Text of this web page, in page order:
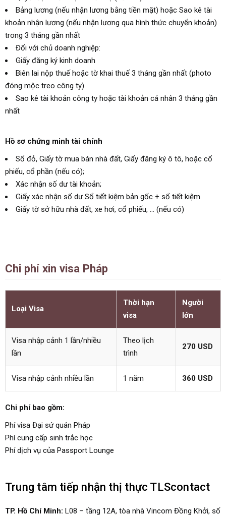
Bảng lương (nếu nhận lương bằng tiền mặt) hoặc Sao kê tài
khoản nhận lương (nếu nhận lương qua hình thức chuyển khoản)
trong 3 tháng gần nhất
Đối với chủ doanh nghiệp:
Giấy đăng ký kinh doanh
Biên lai nộp thuế hoặc tờ khai thuế 3 tháng gần nhất (photo
đóng mộc treo công ty)
Sao kê tài khoản công ty hoặc tài khoản cá nhân 3 tháng gần
nhất
Hồ sơ chứng minh tài chính
Sổ đỏ, Giấy tờ mua bán nhà đất, Giấy đăng ký ô tô, hoặc cổ
phiếu, cổ phần (nếu có);
Xác nhận số dư tài khoản;
Giấy xác nhận số dư Sổ tiết kiệm bản gốc + sổ tiết kiệm
Giấy tờ sở hữu nhà đất, xe hơi, cổ phiếu, … (nếu có)
Chi phí xin visa Pháp
Loại Visa
Thời hạn
visa
Người
lớn
Visa nhập cảnh 1 lần/nhiều
lần
Theo lịch
trình
270 USD
Visa nhập cảnh nhiều lần 1 năm 360 USD
Chi phí bao gồm:
Phí visa Đại sứ quán Pháp
Phí cung cấp sinh trắc học
Phí dịch vụ của Passport Lounge
Trung tâm tiếp nhận thị thực TLScontact
TP. Hồ Chí Minh: L08 – tầng 12A, tòa nhà Vincom Đồng Khởi, số